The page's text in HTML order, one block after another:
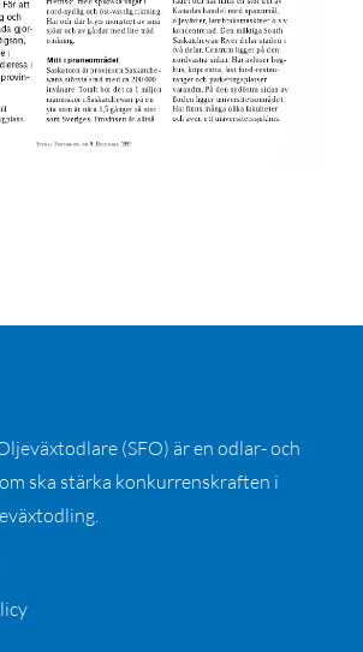
(SFO) är en odlar- och
ska stärka konkurrenskraften i